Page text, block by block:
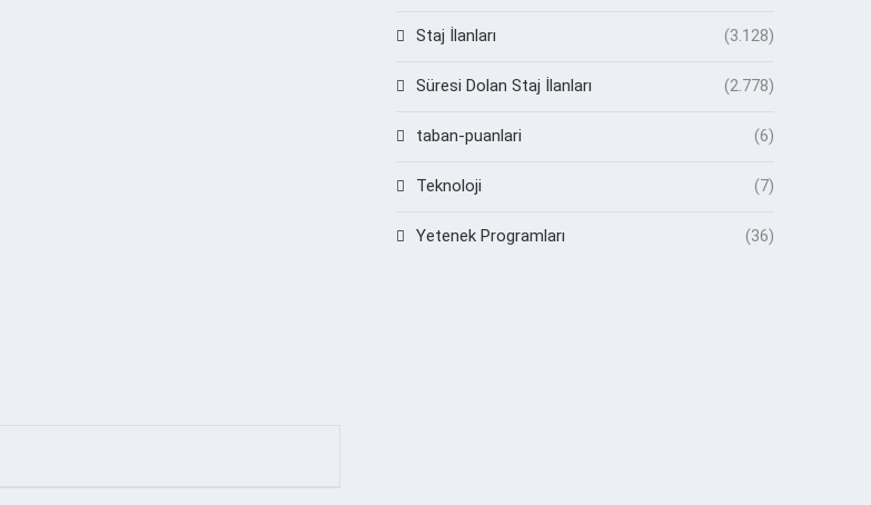
Staj İlanları (3.128)
Süresi Dolan Staj İlanları (2.778)
taban-puanlari (6)
Teknoloji (7)
Yetenek Programları (36)